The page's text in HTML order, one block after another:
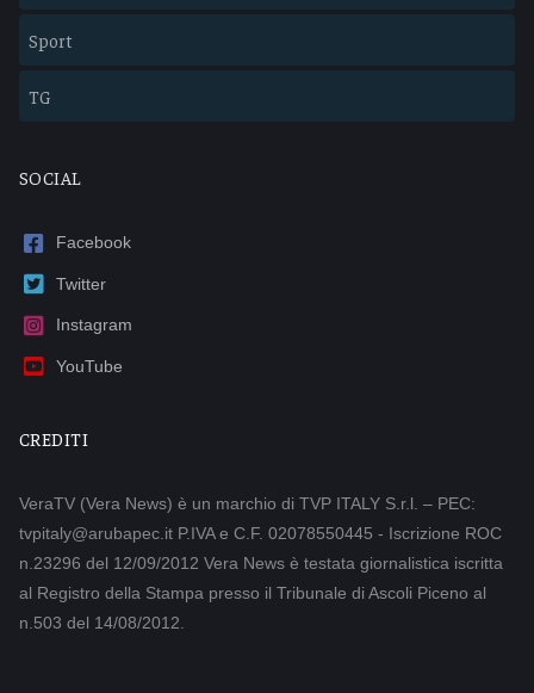
Sport
TG
SOCIAL
Facebook
Twitter
Instagram
YouTube
CREDITI
VeraTV (Vera News) è un marchio di TVP ITALY S.r.l. – PEC:
tvpitaly@arubapec.it P.IVA e C.F. 02078550445 - Iscrizione ROC
n.23296 del 12/09/2012 Vera News è testata giornalistica iscritta
al Registro della Stampa presso il Tribunale di Ascoli Piceno al
n.503 del 14/08/2012.